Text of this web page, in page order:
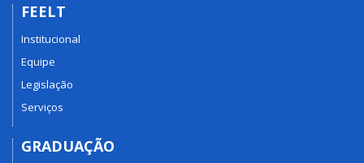
FEELT
Institucional
Equipe
Legislação
Serviços
GRADUAÇÃO